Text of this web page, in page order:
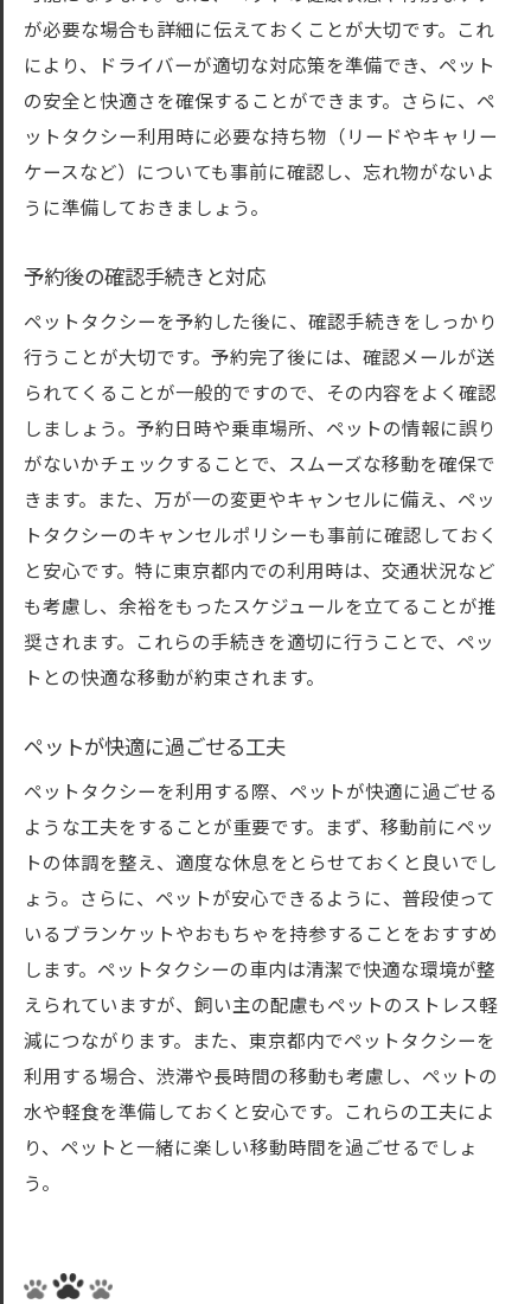
が必要な場合も詳細に伝えておくことが大切です。これ
により、ドライバーが適切な対応策を準備でき、ペット
の安全と快適さを確保することができます。さらに、ペ
ットタクシー利用時に必要な持ち物（リードやキャリー
ケースなど）についても事前に確認し、忘れ物がないよ
うに準備しておきましょう。
予約後の確認手続きと対応
ペットタクシーを予約した後に、確認手続きをしっかり
行うことが大切です。予約完了後には、確認メールが送
られてくることが一般的ですので、その内容をよく確認
しましょう。予約日時や乗車場所、ペットの情報に誤り
がないかチェックすることで、スムーズな移動を確保で
きます。また、万が一の変更やキャンセルに備え、ペッ
トタクシーのキャンセルポリシーも事前に確認しておく
と安心です。特に東京都内での利用時は、交通状況など
も考慮し、余裕をもったスケジュールを立てることが推
奨されます。これらの手続きを適切に行うことで、ペッ
トとの快適な移動が約束されます。
ペットが快適に過ごせる工夫
ペットタクシーを利用する際、ペットが快適に過ごせる
ような工夫をすることが重要です。まず、移動前にペッ
トの体調を整え、適度な休息をとらせておくと良いでし
ょう。さらに、ペットが安心できるように、普段使って
いるブランケットやおもちゃを持参することをおすすめ
します。ペットタクシーの車内は清潔で快適な環境が整
えられていますが、飼い主の配慮もペットのストレス軽
減につながります。また、東京都内でペットタクシーを
利用する場合、渋滞や長時間の移動も考慮し、ペットの
水や軽食を準備しておくと安心です。これらの工夫によ
り、ペットと一緒に楽しい移動時間を過ごせるでしょ
う。